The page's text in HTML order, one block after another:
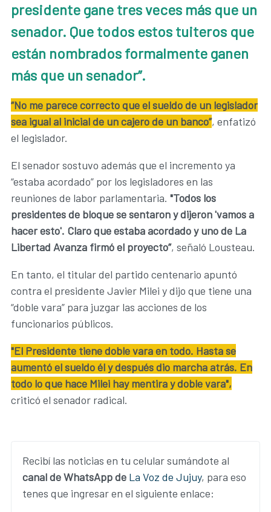
presidente gane tres veces más que un
senador. Que todos estos tuiteros que
están nombrados formalmente ganen
más que un senador”.
“No me parece correcto que el sueldo de un legislador
sea igual al inicial de un cajero de un banco”, enfatizó
el legislador.
El senador sostuvo además que el incremento ya
“estaba acordado” por los legisladores en las
reuniones de labor parlamentaria. "Todos los
presidentes de bloque se sentaron y dijeron 'vamos a
hacer esto'. Claro que estaba acordado y uno de La
Libertad Avanza firmó el proyecto”, señaló Lousteau.
En tanto, el titular del partido centenario apuntó
contra el presidente Javier Milei y dijo que tiene una
“doble vara” para juzgar las acciones de los
funcionarios públicos.
"El Presidente tiene doble vara en todo. Hasta se
aumentó el sueldo él y después dio marcha atrás. En
todo lo que hace Milei hay mentira y doble vara",
criticó el senador radical.
Recibí las noticias en tu celular sumándote al
canal de WhatsApp de La Voz de Jujuy, para eso
tenes que ingresar en el siguiente enlace: